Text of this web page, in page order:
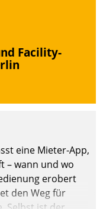
Facility-
eine Mieter-App,
– wann und wo
erobert
den Weg für